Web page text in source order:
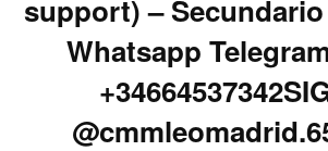
support) –
Whatsapp